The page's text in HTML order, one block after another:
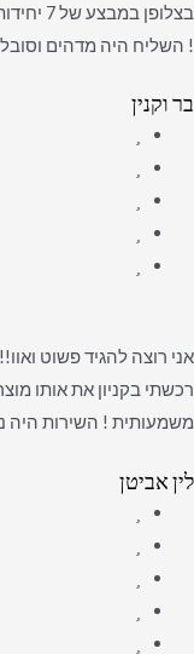
! השליח היה מדהים
בר וקנין
משמעותית ! השירות היה
לין אביטן